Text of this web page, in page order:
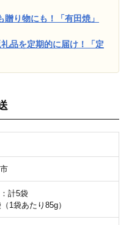
り物にも！「有田焼」
品を定期的に届け！「定
計5袋
1袋あたり85g）